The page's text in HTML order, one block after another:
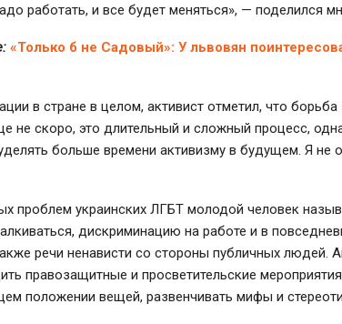
работать, и все будет меняться», — поделился
«Только б не Садовый»: У львовян
в стране в целом, активист отметил, что
не скоро, это длительный и сложный процесс,
больше времени активизму в будущем. Я не
проблем украинских ЛГБТ молодой человек
дискриминацию на работе и в
речи ненависти со стороны публичных людей.
правозащитные и просветительские
положении вещей, развенчивать мифы и